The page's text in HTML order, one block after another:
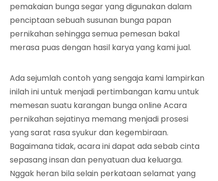
pemakaian bunga segar yang digunakan dalam
penciptaan sebuah susunan bunga papan
pernikahan sehingga semua pemesan bakal
merasa puas dengan hasil karya yang kami jual.
Ada sejumlah contoh yang sengaja kami lampirkan
inilah ini untuk menjadi pertimbangan kamu untuk
memesan suatu karangan bunga online Acara
pernikahan sejatinya memang menjadi prosesi
yang sarat rasa syukur dan kegembiraan.
Bagaimana tidak, acara ini dapat ada sebab cinta
sepasang insan dan penyatuan dua keluarga.
Nggak heran bila selain perkataan selamat yang